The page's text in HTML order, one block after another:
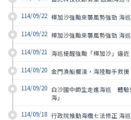
114/09/22 樺加沙強颱來襲風勢強勁 海
114/09/22 樺加沙強颱來襲風勢強勁 海
114/09/21 海巡提醒強颱「樺加沙」逼
114/09/20 金門漁船擱淺，海陸聯手救援
114/09/20 白沙國中師生走進海巡　體
海」
114/09/18 行政院推動海纜七法修正 海